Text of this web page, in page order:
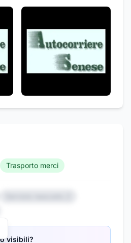
Trasporto merci
visibili?